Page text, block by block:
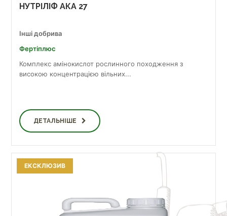
НУТРІЛІФ АКА 27
Інші добрива
Фертіплюс
Комплекс амінокислот рослинного походження з
високою концентрацією вільних...
ДЕТАЛЬНІШЕ
ЕКСКЛЮЗИВ